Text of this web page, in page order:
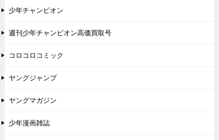
少年チャンピオン
週刊少年チャンピオン高価買取号
コロコロコミック
ヤングジャンプ
ヤングマガジン
少年漫画雑誌